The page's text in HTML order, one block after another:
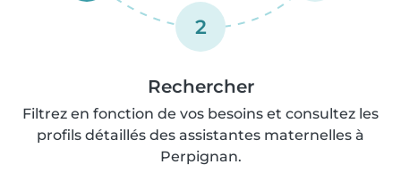
2
Rechercher
Filtrez en fonction de vos besoins et consultez les
profils détaillés des assistantes maternelles à
Perpignan.